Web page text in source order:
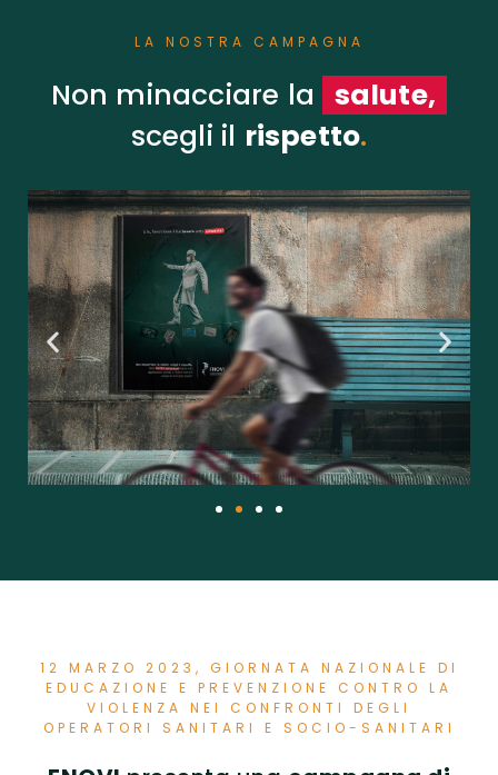
LA NOSTRA CAMPAGNA
Non minacciare la salute,
scegli il rispetto.
12 MARZO 2023, GIORNATA NAZIONALE DI
EDUCAZIONE E PREVENZIONE CONTRO LA
VIOLENZA NEI CONFRONTI DEGLI
OPERATORI SANITARI E SOCIO-SANITARI